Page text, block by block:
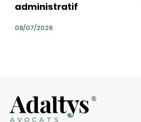
administratif
08/07/2026